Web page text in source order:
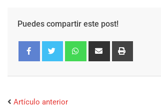
Puedes compartir este post!
Artículo anterior